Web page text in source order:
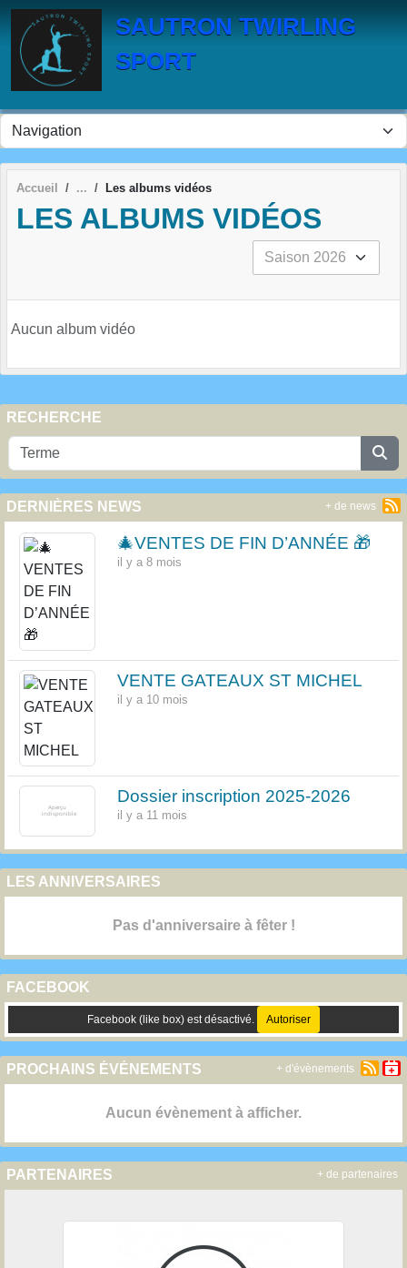
SAUTRON TWIRLING
SPORT
Accueil Les albums vidéos
LES ALBUMS VIDÉOS
Aucun album vidéo
RECHERCHE
DERNIÈRES NEWS
🎄VENTES DE FIN D’ANNÉE 🎁
il y a 8 mois
VENTE GATEAUX ST MICHEL
il y a 10 mois
Dossier inscription 2025-2026
il y a 11 mois
+ de news
LES ANNIVERSAIRES
Pas d'anniversaire à fêter !
FACEBOOK
Facebook (like box) est désactivé. Autoriser
PROCHAINS ÉVÉNEMENTS
Aucun évènement à afficher.
+ d'évènements
PARTENAIRES + de partenaires
Panneau de gestion des cookies